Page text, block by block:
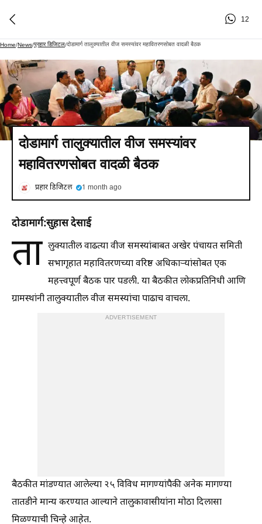
12
Home/News/प्रहार डिजिटल/दोडामार्ग तालुक्यातील वीज समस्यांवर महावितरणसोबत वादळी बैठक
दोडामार्ग तालुक्यातील वीज समस्यांवर
महावितरणसोबत वादळी बैठक
प्रहार डिजिटल 1 month ago
​दोडामार्ग:सुहास देसाई
ता लुक्यातील वाढत्या वीज समस्यांबाबत अखेर पंचायत समिती
सभागृहात महावितरणच्या वरिष्ठ अधिकाऱ्यांसोबत एक
महत्त्वपूर्ण बैठक पार पडली. या बैठकीत लोकप्रतिनिधी आणि
ग्रामस्थांनी तालुक्यातील वीज समस्यांचा पाढाच वाचला.
ADVERTISEMENT
बैठकीत मांडण्यात आलेल्या २५ विविध मागण्यांपैकी अनेक मागण्या
तातडीने मान्य करण्यात आल्याने तालुकावासीयांना मोठा दिलासा
मिळण्याची चिन्हे आहेत.